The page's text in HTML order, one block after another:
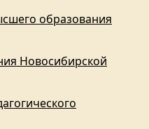
образования
Новосибирской